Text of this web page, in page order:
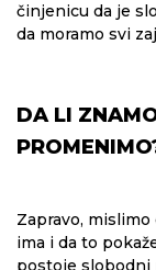
činjenicu da je
da moramo svi
DA LI
Zapravo,
ima i da to